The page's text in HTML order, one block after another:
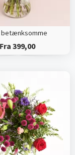
betænksomme
Fra 399,00